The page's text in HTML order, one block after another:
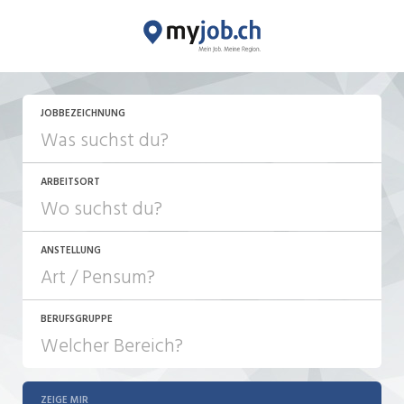
JOBBEZEICHNUNG
ARBEITSORT
ANSTELLUNG
JOB-TYP
Festanstellung
BERUFSGRUPPE
ZEIGE MIR